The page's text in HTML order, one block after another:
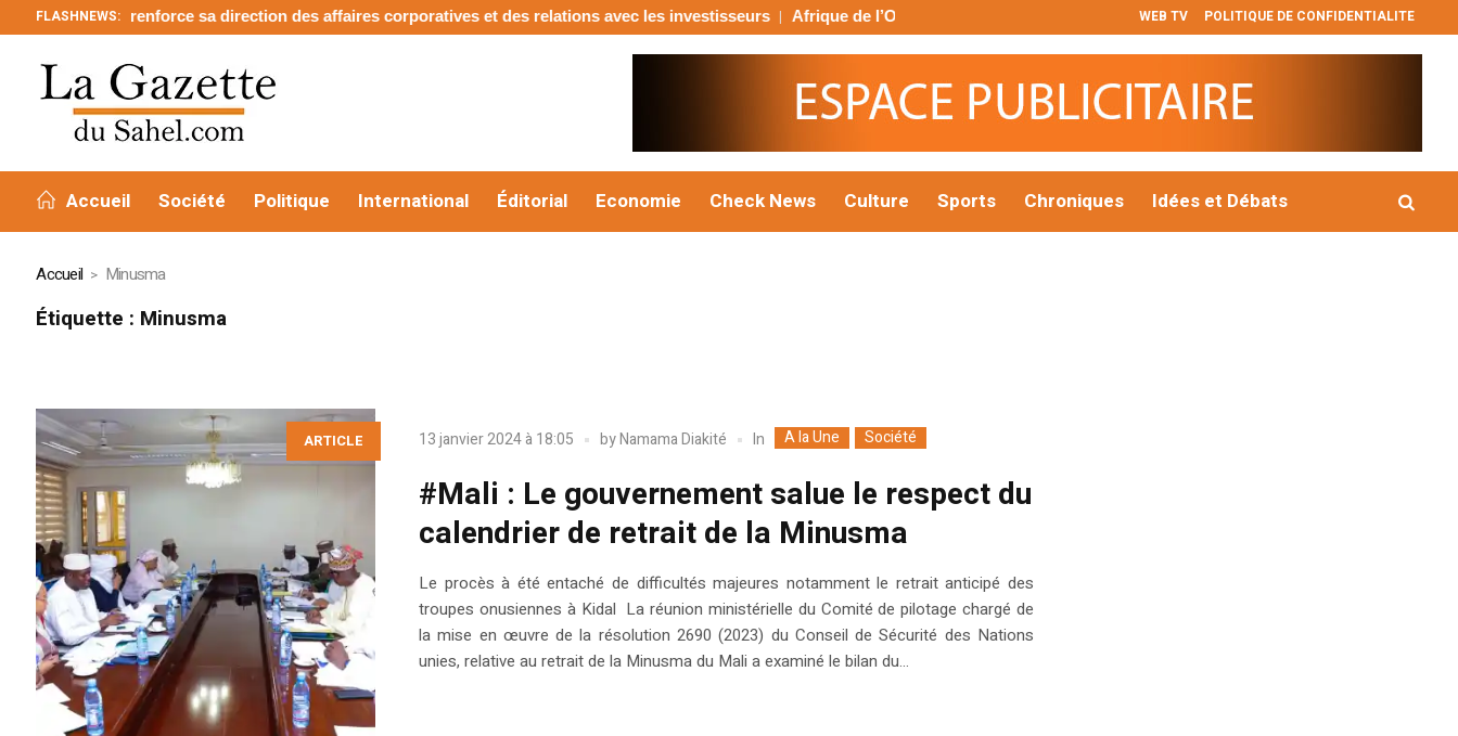
WEB TV POLITIQUE DE CONFIDENTIALITE
FLASHNEWS:
Barrick renforce sa direction des affaires corporatives et des relations avec les investisseurs Afrique de l’Ouest : la BIDC mobilise plus de 510 millions de dollars pour financer des projets
Accueil Société Politique International Éditorial Economie Check News Culture Sports Chroniques Idées et Débats
Accueil Minusma
Étiquette : Minusma
ARTICLE 13 janvier 2024 à 18:05 byNamama Diakité In A la Une Société
#Mali : Le gouvernement salue le respect du
calendrier de retrait de la Minusma
Le procès à été entaché de difficultés majeures notamment le retrait anticipé des
troupes onusiennes à Kidal La réunion ministérielle du Comité de pilotage chargé de
la mise en œuvre de la résolution 2690 (2023) du Conseil de Sécurité des Nations
unies, relative au retrait de la Minusma du Mali a examiné le bilan du...